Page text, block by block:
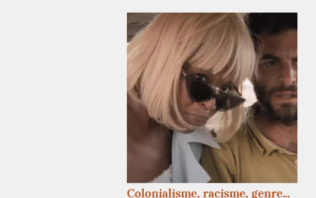
Colonialisme, racisme, genre...